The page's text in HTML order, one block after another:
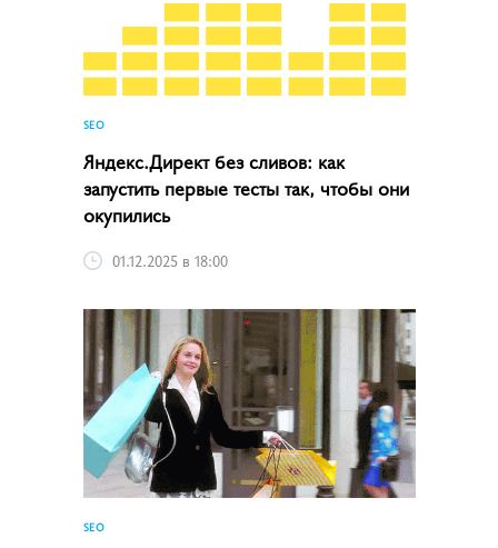
SEO
Яндекс.Директ без сливов: как
запустить первые тесты так, чтобы они
окупились
01.12.2025 в 18:00
SEO